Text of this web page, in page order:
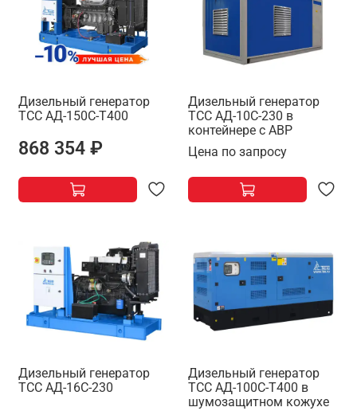
Дизельный генератор
ТСС АД-150С-Т400
868 354 ₽
Дизельный генератор
ТСС АД-10С-230 в
контейнере с АВР
Цена по запросу
Дизельный генератор
ТСС АД-16С-230
Дизельный генератор
ТСС АД-100С-Т400 в
шумозащитном кожухе